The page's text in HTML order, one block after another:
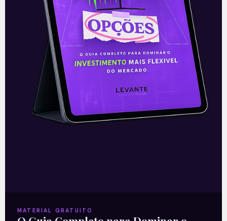
—
Leia também:
Resultado da Porto
Seguro (PSSA3) do 1T21.
MATERIAL GRATUITO